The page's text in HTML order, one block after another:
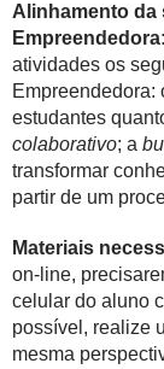
Alinhamento da
Empreendedora:
atividades os
Empreendedora:
estudantes
colaborativo; a
transformar
partir de um
Materiais
on-line,
celular do aluno
possível, realize
mesma